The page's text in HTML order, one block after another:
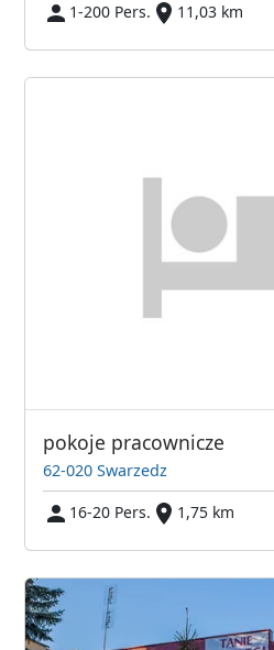
1-200 Pers.
11,03 km
pokoje pracownicze
62-020 Swarzedz
16-20 Pers.
1,75 km